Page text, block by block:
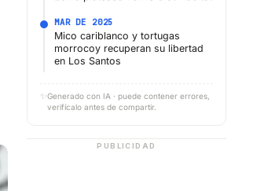
MAR DE 2025
Mico cariblanco y tortugas
morrocoy recuperan su libertad
en Los Santos
✨ Generado con IA · puede contener errores,
verifícalo antes de compartir.
PUBLICIDAD